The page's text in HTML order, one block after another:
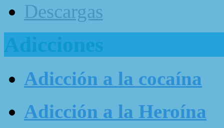
Descargas
Adicciones
Adicción a la cocaína
Adicción a la Heroína